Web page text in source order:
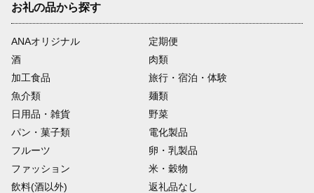
お礼の品から探す
ANAオリジナル
定期便
酒
肉類
加工食品
旅行・宿泊・体験
魚介類
麺類
日用品・雑貨
野菜
パン・菓子類
電化製品
フルーツ
卵・乳製品
ファッション
米・穀物
飲料(酒以外)
返礼品なし